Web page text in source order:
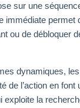
sur une
immédiate permet
ou de débloquer
dynamiques,
de l’action en font
exploite la